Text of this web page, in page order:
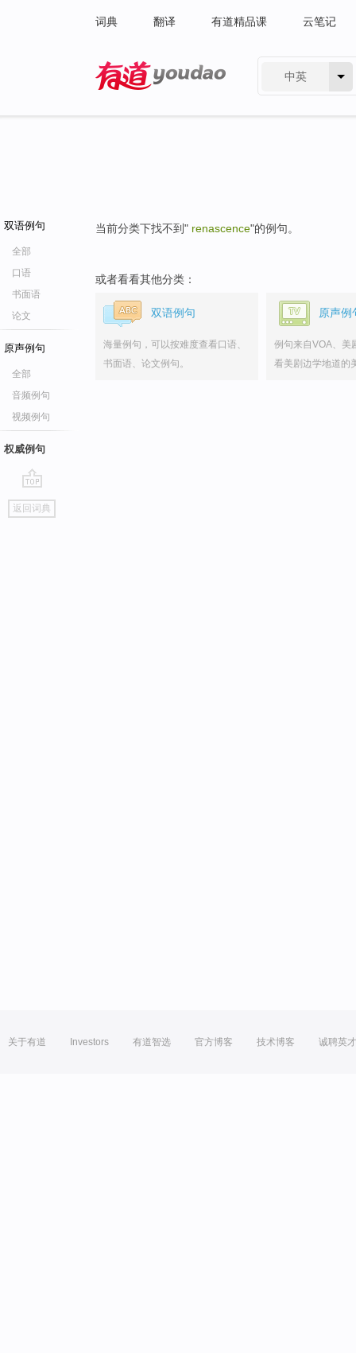
词典 翻译 有道精品课 云笔记
中英
双语例句
全部
口语
书面语
论文
原声例句
全部
音频例句
视频例句
权威例句
go
top
返回词典
当前分类下找不到" renascence"的例句。
或者看看其他分类：
双语例句
海量例句，可以按难度查看口语、
书面语、论文例句。
原声例
例句来自VOA、美
看美剧边学地道的
关于有道 Investors 有道智选 官方博客 技术博客 诚聘英才